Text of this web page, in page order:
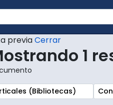
previaCerrar
1
(Bibliotecas)